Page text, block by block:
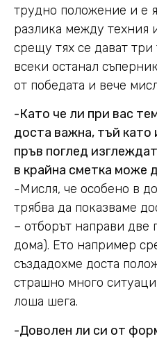
трудно положение и е
разлика между техния
срещу тях се дават
всеки останал
от победата и вече
-Като че ли при вас
доста важна, тъй като
пръв поглед
в крайна сметка може
-Мисля, че особено в
трябва да показваме
– отборът направи две
дома). Ето например
създадохме доста
страшно много
лоша шега.
-Доволен ли си от